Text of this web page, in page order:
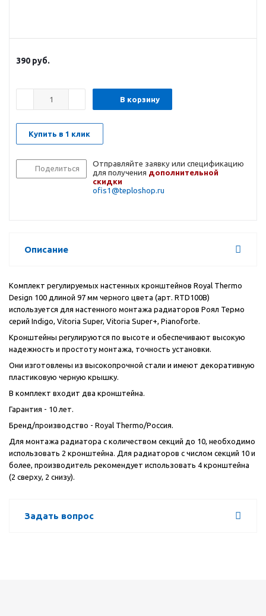
390 руб.
В корзину
Купить в 1 клик
Поделиться
Отправляйте заявку или спецификацию
для получения дополнительной
скидки
ofis1@teploshop.ru
Описание
Комплект регулируемых настенных кронштейнов Royal Thermo
Design 100 длиной 97 мм черного цвета (арт. RTD100B)
используется для настенного монтажа радиаторов Роял Термо
серий Indigo, Vitoria Super, Vitoria Super+, Pianoforte.
Кронштейны регулируются по высоте и обеспечивают высокую
надежность и простоту монтажа, точность установки.
Они изготовлены из высокопрочной стали и имеют декоративную
пластиковую черную крышку.
В комплект входит два кронштейна.
Гарантия - 10 лет.
Бренд/производство - Royal Thermo/Россия.
Для монтажа радиатора с количеством секций до 10, необходимо
использовать 2 кронштейна. Для радиаторов с числом секций 10 и
более, производитель рекомендует использовать 4 кронштейна
(2 сверху, 2 снизу).
Задать вопрос